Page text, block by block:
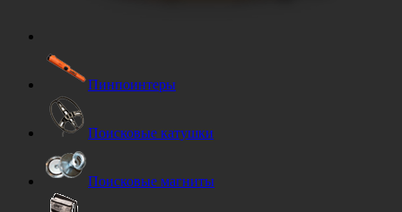
Пинпоинтеры
Поисковые катушки
Поисковые магниты